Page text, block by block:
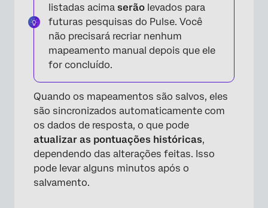
×
listadas acima serão levados para
futuras pesquisas do Pulse. Você
não precisará recriar nenhum
mapeamento manual depois que ele
for concluído.
Quando os mapeamentos são salvos, eles
são sincronizados automaticamente com
os dados de resposta, o que pode
atualizar as pontuações históricas,
dependendo das alterações feitas. Isso
pode levar alguns minutos após o
salvamento.